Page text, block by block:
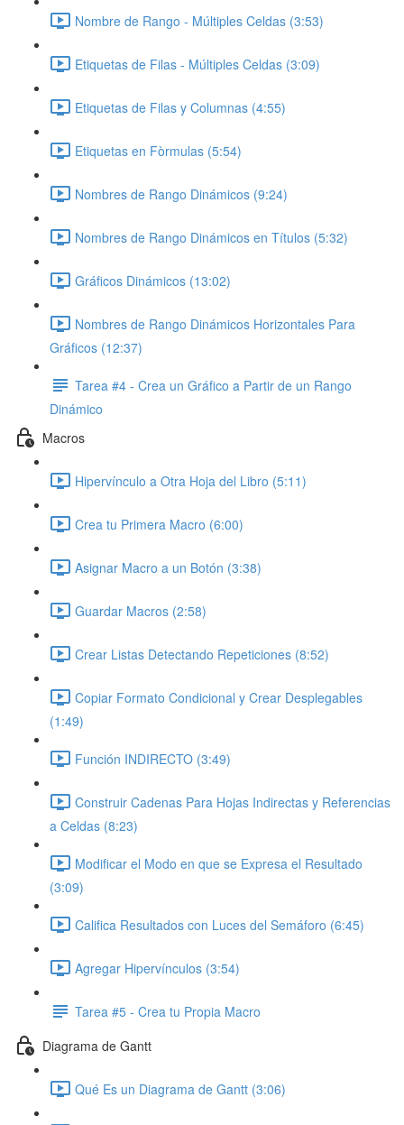
Nombre de Rango - Múltiples Celdas (3:53)
Etiquetas de Filas - Múltiples Celdas (3:09)
Etiquetas de Filas y Columnas (4:55)
Etiquetas en Fòrmulas (5:54)
Nombres de Rango Dinámicos (9:24)
Nombres de Rango Dinámicos en Títulos (5:32)
Gráficos Dinámicos (13:02)
Nombres de Rango Dinámicos Horizontales Para
Gráficos (12:37)
Tarea #4 - Crea un Gráfico a Partir de un Rango
Dinámico
Macros
Hipervínculo a Otra Hoja del Libro (5:11)
Crea tu Primera Macro (6:00)
Asignar Macro a un Botón (3:38)
Guardar Macros (2:58)
Crear Listas Detectando Repeticiones (8:52)
Copiar Formato Condicional y Crear Desplegables
(1:49)
Función INDIRECTO (3:49)
Construir Cadenas Para Hojas Indirectas y Referencias
a Celdas (8:23)
Modificar el Modo en que se Expresa el Resultado
(3:09)
Califica Resultados con Luces del Semáforo (6:45)
Agregar Hipervínculos (3:54)
Tarea #5 - Crea tu Propia Macro
Diagrama de Gantt
Qué Es un Diagrama de Gantt (3:06)